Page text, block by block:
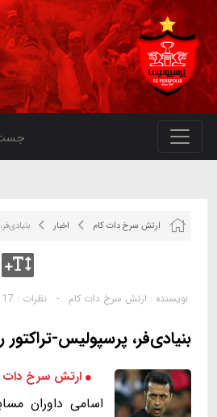
ارتش سرخ دات کام اخبار
نویسنده : ارتش سرخ دات کام - نظرات : 17 اظهار نظر
بنیادی‌فر، پرسپولیس-
ارتش سرخ دات
اسامی داوران